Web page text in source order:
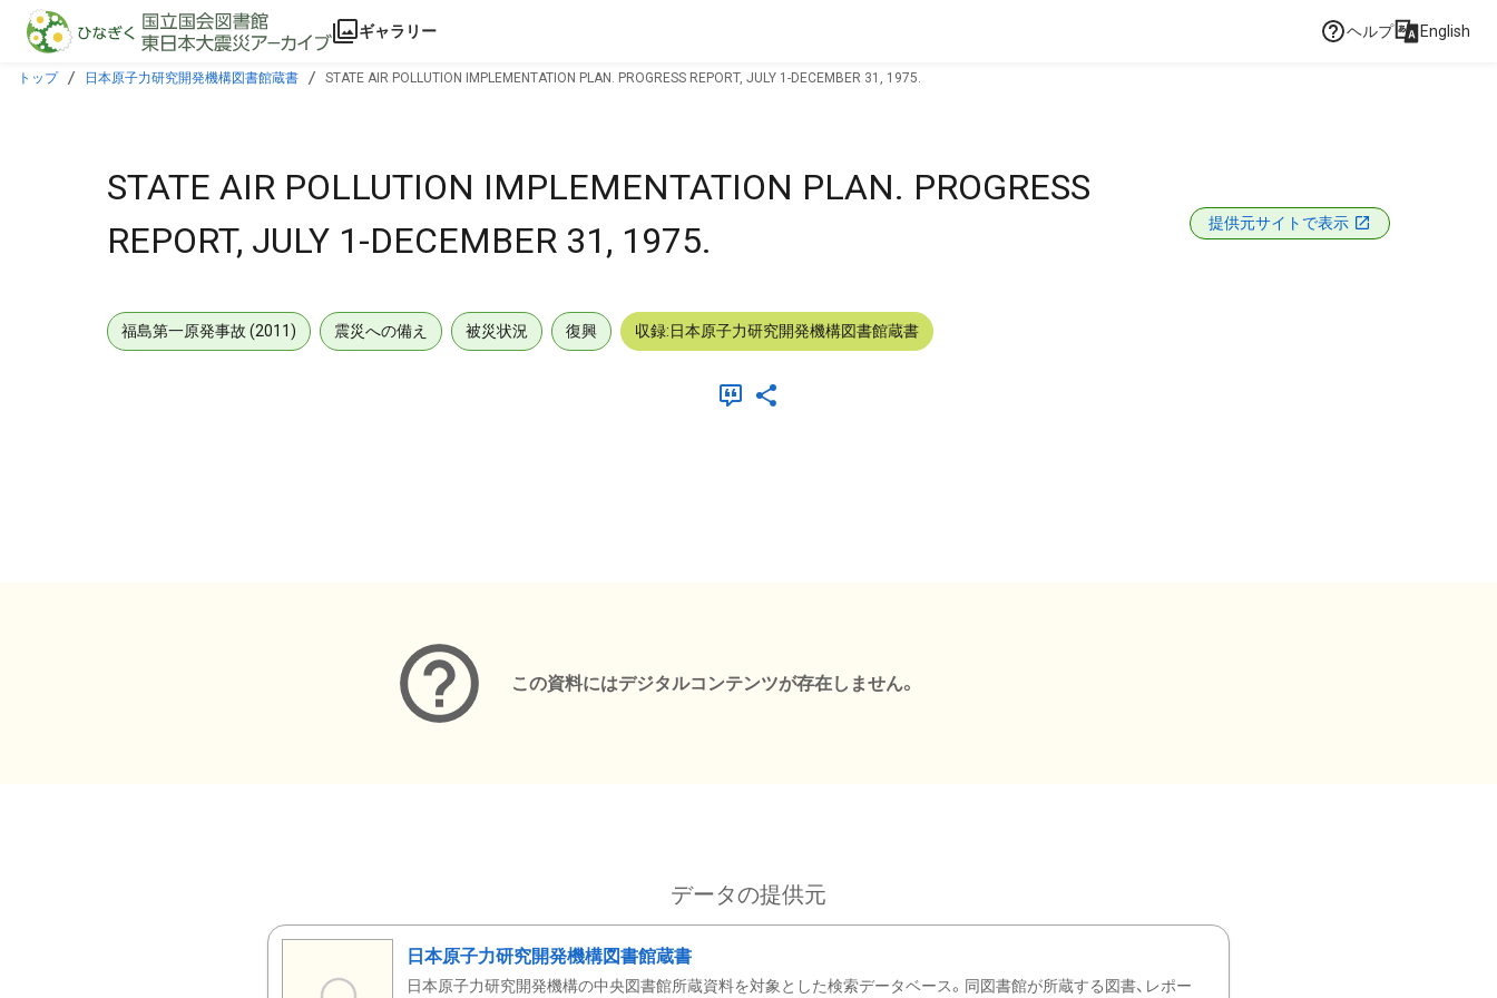
本文に飛ぶ
ギャラリー ヘルプ English
トップ 日本原子力研究開発機構図書館蔵書 STATE AIR POLLUTION IMPLEMENTATION PLAN. PROGRESS REPORT, JULY 1-DECEMBER 31, 1975.
STATE AIR POLLUTION IMPLEMENTATION PLAN. PROGRESS
REPORT, JULY 1-DECEMBER 31, 1975.
提供元サイトで表示
福島第一原発事故 (2011) 震災への備え 被災状況 復興 収録:日本原子力研究開発機構図書館蔵書
この資料にはデジタルコンテンツが存在しません。
データの提供元
日本原子力研究開発機構図書館蔵書
日本原子力研究開発機構の中央図書館所蔵資料を対象とした検索データベース。同図書館が所蔵する図書、レポー